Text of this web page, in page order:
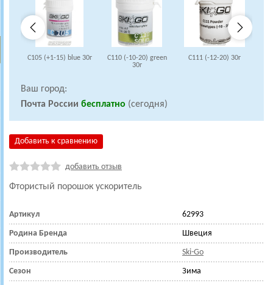
C105 (+1-15) blue 30г
C110 (-10-20) green
30г
C111 (-12-20) 30г
Ваш город:
Почта России бесплатно (сегодня)
Добавить к сравнению
добавить отзыв
Фтористый порошок ускоритель
Артикул 62993
Родина Бренда Швеция
Производитель Ski-Go
Сезон Зима